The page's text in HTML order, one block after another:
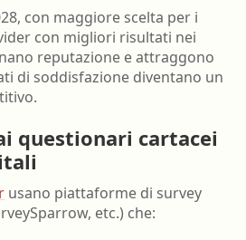
con maggiore scelta per i
con migliori risultati nei
reputazione e attraggono
di soddisfazione diventano un
questionari cartacei
usano piattaforme di survey
etc.) che: